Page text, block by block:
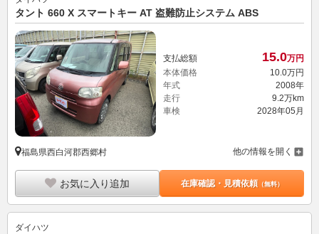
タント 660 X スマートキー AT 盗難防止システム ABS
支払総額 15.0万円
本体価格
10.0万円
年式
2008年
走行
9.2万km
車検
2028年05月
福島県西白河郡西郷村 他の情報を開く
お気に入り追加 在庫確認・見積依頼（無料）
ダイハツ